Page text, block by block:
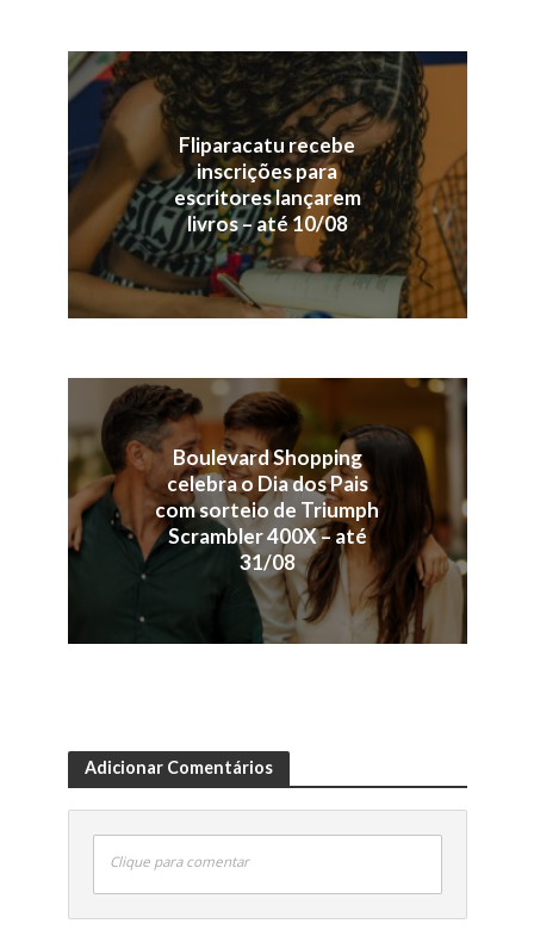
Fliparacatu recebe
inscrições para
escritores lançarem
livros – até 10/08
Boulevard Shopping
celebra o Dia dos Pais
com sorteio de Triumph
Scrambler 400X – até
31/08
Adicionar Comentários
Clique para comentar